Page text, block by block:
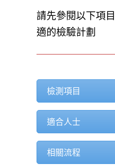
請先參閱以下項
適的檢驗計劃
檢測項目
適合人士
相關流程